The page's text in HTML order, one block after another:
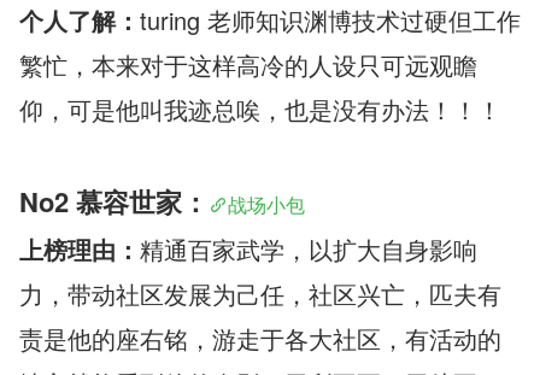
个人了解： turing 老师知识渊博技术过硬但工作
繁忙，本来对于这样高冷的人设只可远观瞻
仰，可是他叫我迹总唉，也是没有办法！！！
No2 慕容世家： 战场小包
上榜理由： 精通百家武学，以扩大自身影响
力，带动社区发展为己任，社区兴亡，匹夫有
责是他的座右铭，游走于各大社区，有活动的